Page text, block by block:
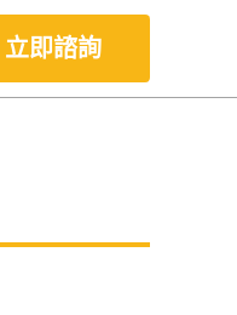
立即諮詢